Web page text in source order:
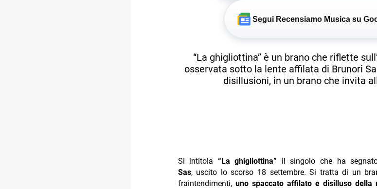
Segui Recensiamo Musica su
“La ghigliottina” è un brano che riflette
osservata sotto la lente affilata di Brunori
disillusioni, in un brano che invita
Si intitola “La ghigliottina” il singolo che ha
Sas, uscito lo scorso 18 settembre. Si tratta di un
fraintendimenti, uno spaccato affilato e disilluso della